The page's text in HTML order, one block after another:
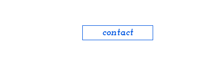
contact